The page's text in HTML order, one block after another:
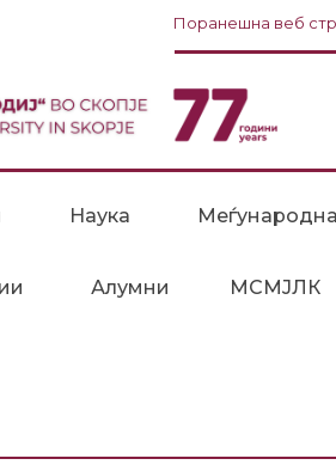
Поранешна веб
Наука
Алумни МСМЈЛК